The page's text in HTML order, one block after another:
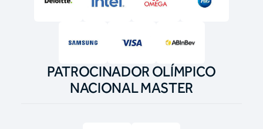
PATROCINADOR OLÍMPICO
NACIONAL MASTER